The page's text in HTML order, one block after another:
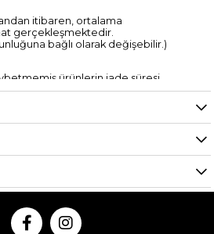
itibaren, ortalama
gerçekleşmektedir.
bağlı olarak değişebilir.)
ürünlerin iade süresi
14 gündür.
kredi kartı hesaplarına yansıma